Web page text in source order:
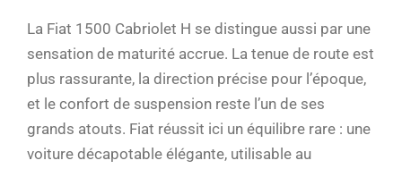
La Fiat 1500 Cabriolet H se distingue aussi par une
sensation de maturité accrue. La tenue de route est
plus rassurante, la direction précise pour l’époque,
et le confort de suspension reste l’un de ses
grands atouts. Fiat réussit ici un équilibre rare : une
voiture décapotable élégante, utilisable au